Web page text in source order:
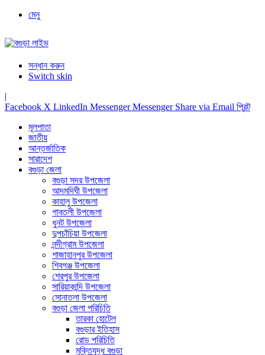
মেনু
সন্ধান করুন
Switch skin
|
Facebook X LinkedIn Messenger Messenger Share via Email প্রিন্ট
মূলপাতা
জাতীয়
আন্তর্জাতিক
সারাদেশ
বগুড়া জেলা
বগুড়া সদর উপজেলা
আদমদিঘী উপজেলা
কাহালু উপজেলা
গাবতলী উপজেলা
ধুনট উপজেলা
দুপচাঁচিয়া উপজেলা
নন্দীগ্রাম উপজেলা
শাজাহানপুর উপজেলা
শিবগঞ্জ উপজেলা
শেরপুর উপজেলা
সারিয়াকান্দি উপজেলা
সোনাতলা উপজেলা
বগুড়া জেলা পরিচিতি
তারকা হোটেল
বগুড়ার ইতিহাস
রোড পরিচিতি
মুক্তিযুদ্ধ বগুড়া